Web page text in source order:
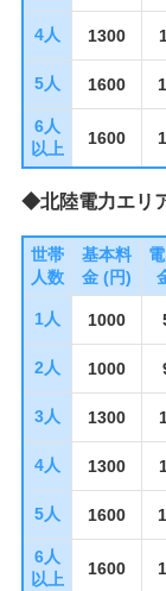
4人 1300
5人 1600
6人
以上
1600
◆北陸電力エリ
世帯
人数
基本料
金 (円)
1人 1000
2人 1000
3人 1300
4人 1300
5人 1600
6人
以上
1600